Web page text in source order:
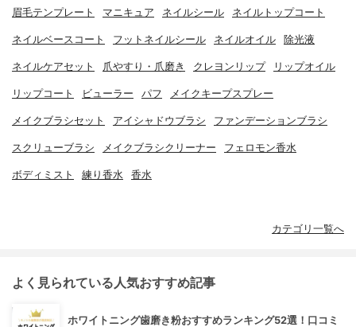
眉毛テンプレート マニキュア ネイルシール ネイルトップコート
ネイルベースコート フットネイルシール ネイルオイル 除光液
ネイルケアセット 爪やすり・爪磨き クレヨンリップ リップオイル
リップコート ビューラー パフ メイクキープスプレー
メイクブラシセット アイシャドウブラシ ファンデーションブラシ
スクリューブラシ メイクブラシクリーナー フェロモン香水
ボディミスト 練り香水 香水
カテゴリ一覧へ
よく見られている人気おすすめ記事
ホワイトニング歯磨き粉おすすめランキング52選！口コミ